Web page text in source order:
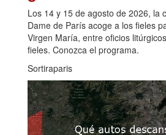
Los 14 y 15 de agosto de 2026, la
Dame de París acoge a los fieles
Virgen María, entre oficios
fieles. Conozca el programa.
Sortiraparis